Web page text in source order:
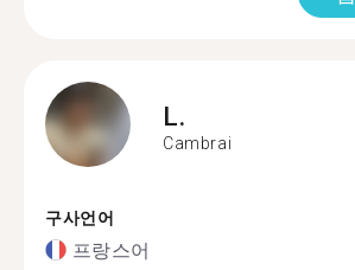
L.
Cambrai
구사언어
프랑스어